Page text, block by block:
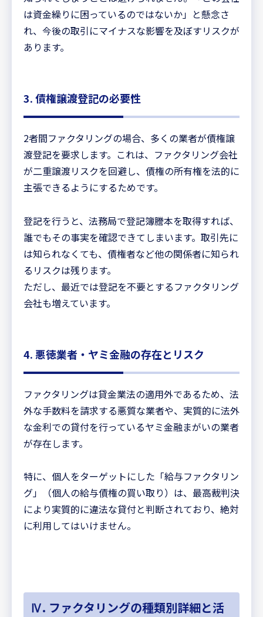
は資金繰りに困っているのではないか」と懸念さ
れ、今後の取引にマイナスな影響を及ぼすリスクが
あります。
3. 債権譲渡登記の必要性
2者間ファクタリングの場合、多くの業者が債権譲
渡登記を要求します。これは、ファクタリング会社
が二重譲渡リスクを回避し、債権の所有権を法的に
主張できるようにするためです。
登記を行うと、法務局で登記簿謄本を取得すれば、
誰でもその事実を確認できてしまいます。取引先に
は知られなくても、債権者など他の関係者に知られ
るリスクは残ります。
ただし、最近では登記を不要とするファクタリング
会社も増えています。
4. 悪徳業者・ヤミ金融の存在とリスク
ファクタリングは貸金業法の適用外であるため、法
外な手数料を請求する悪質な業者や、実質的に法外
な金利での貸付を行っているヤミ金融まがいの業者
が存在します。
特に、個人をターゲットにした「給与ファクタリン
グ」（個人の給与債権の買い取り）は、最高裁判決
により実質的に違法な貸付と判断されており、絶対
に利用してはいけません。
Ⅳ. ファクタリングの種類別詳細と活